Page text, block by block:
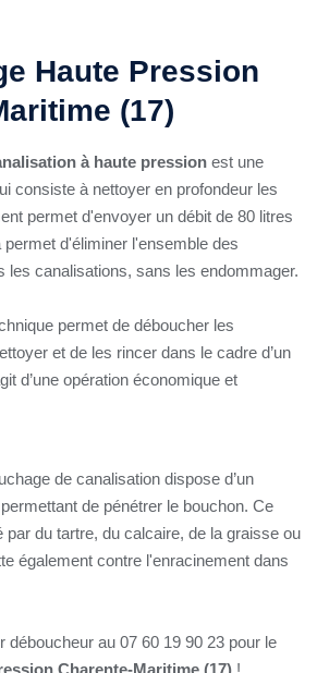
Haute Pression
(17)
à haute pression est une
consiste à nettoyer en profondeur les
permet d'envoyer un débit de 80 litres
d'éliminer l'ensemble des
les canalisations, sans les endommager.
permet de déboucher les
et de les rincer dans le cadre d’un
d’une opération économique et
de canalisation dispose d’un
de pénétrer le bouchon. Ce
par du tartre, du calcaire, de la graisse ou
également contre l'enracinement dans
déboucheur au 07 60 19 90 23 pour le
Charente-Maritime (17) !